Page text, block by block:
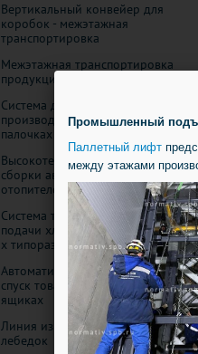
Вертикальный конвейер для
коробок - межэтажная
транспортировка
Межэтажная транспортировка
продукции на молочном заводе
Система для линии
производства карамели на
палочках
Высокотехнологичная линия
сборки автомобильных
отопителей
Система транспортировки и
подачи хлебопекарных форм 2-
х типоразмеров
Автоматизированный склад:
спуск товара в пластиковых
ящиках
Линия изготовления лифтовых
лебедок
Промышленный
Паллетный лифт
между этажами